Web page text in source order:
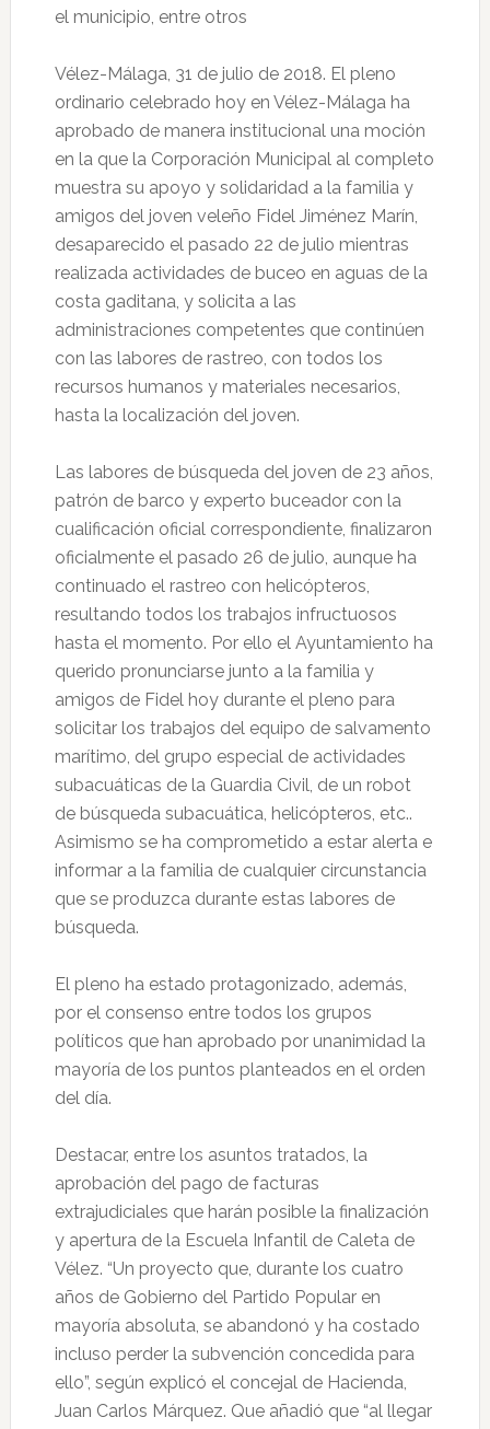
el municipio, entre otros
Vélez-Málaga, 31 de julio de 2018. El pleno
ordinario celebrado hoy en Vélez-Málaga ha
aprobado de manera institucional una moción
en la que la Corporación Municipal al completo
muestra su apoyo y solidaridad a la familia y
amigos del joven veleño Fidel Jiménez Marín,
desaparecido el pasado 22 de julio mientras
realizada actividades de buceo en aguas de la
costa gaditana, y solicita a las
administraciones competentes que continúen
con las labores de rastreo, con todos los
recursos humanos y materiales necesarios,
hasta la localización del joven.
Las labores de búsqueda del joven de 23 años,
patrón de barco y experto buceador con la
cualificación oficial correspondiente, finalizaron
oficialmente el pasado 26 de julio, aunque ha
continuado el rastreo con helicópteros,
resultando todos los trabajos infructuosos
hasta el momento. Por ello el Ayuntamiento ha
querido pronunciarse junto a la familia y
amigos de Fidel hoy durante el pleno para
solicitar los trabajos del equipo de salvamento
marítimo, del grupo especial de actividades
subacuáticas de la Guardia Civil, de un robot
de búsqueda subacuática, helicópteros, etc..
Asimismo se ha comprometido a estar alerta e
informar a la familia de cualquier circunstancia
que se produzca durante estas labores de
búsqueda.
El pleno ha estado protagonizado, además,
por el consenso entre todos los grupos
políticos que han aprobado por unanimidad la
mayoría de los puntos planteados en el orden
del día.
Destacar, entre los asuntos tratados, la
aprobación del pago de facturas
extrajudiciales que harán posible la finalización
y apertura de la Escuela Infantil de Caleta de
Vélez. “Un proyecto que, durante los cuatro
años de Gobierno del Partido Popular en
mayoría absoluta, se abandonó y ha costado
incluso perder la subvención concedida para
ello”, según explicó el concejal de Hacienda,
Juan Carlos Márquez. Que añadió que “al llegar